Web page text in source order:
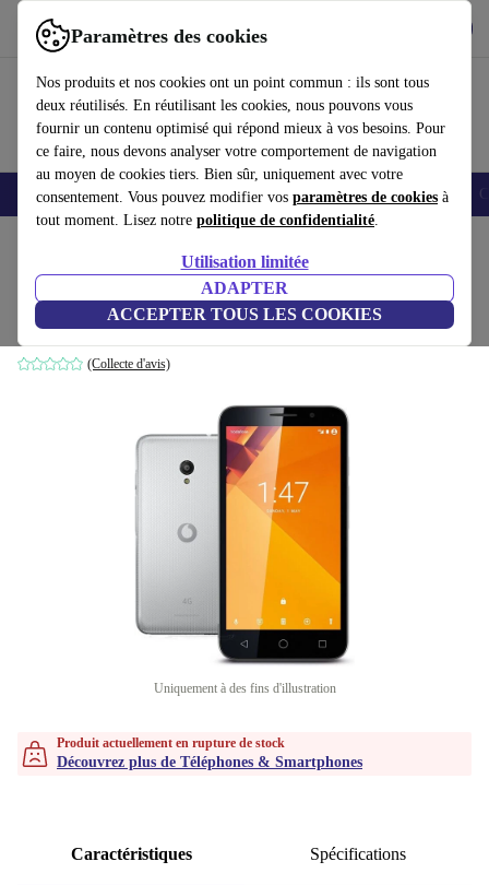
Paramètres des cookies
Nos produits et nos cookies ont un point commun : ils sont tous
deux réutilisés. En réutilisant les cookies, nous pouvons vous
fournir un contenu optimisé qui répond mieux à vos besoins. Pour
ce faire, nous devons analyser votre comportement de navigation
au moyen de cookies tiers. Bien sûr, uniquement avec votre
consentement. Vous pouvez modifier vos paramètres de cookies à
tout moment. Lisez notre politique de confidentialité.
Utilisation limitée
ADAPTER
ACCEPTER TOUS LES COOKIES
Utilisez refurbed rapidement et facilement
Smartphones Laptops Tablettes Montres connectées Accessoires
Vodafone Smart Turbo 7
1 GB | 8 GB | gris
(Collecte d'avis)
Uniquement à des fins d'illustration
Produit actuellement en rupture de stock
Découvrez plus de Téléphones & Smartphones
Caractéristiques Spécifications